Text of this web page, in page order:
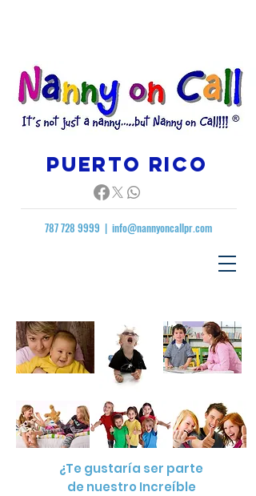
Puerto Rico
787 728 9999 | info@nannyoncallpr.com
¿Te gustaría ser parte
de nuestro Increíble